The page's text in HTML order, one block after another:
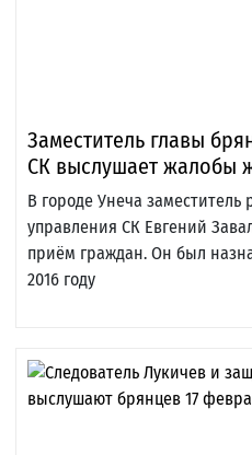
Заместитель главы
СК выслушает жалобы
В городе Унеча заместитель
управления СК Евгений
приём граждан. Он был
2016 году